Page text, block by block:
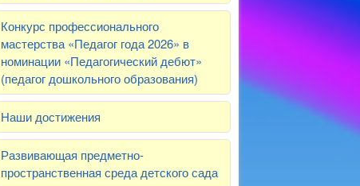
Конкурс профессионального
мастерства «Педагог года 2026» в
номинации «Педагогический дебют»
(педагог дошкольного образования)
Наши достижения
Развивающая предметно-
пространственная среда детского сада